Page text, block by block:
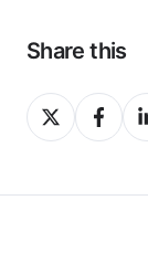
Share this
Share
on
Share
on
on